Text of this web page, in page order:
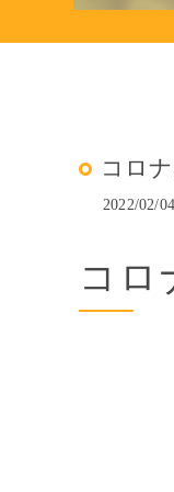
コロ
2022/02/04
コロ